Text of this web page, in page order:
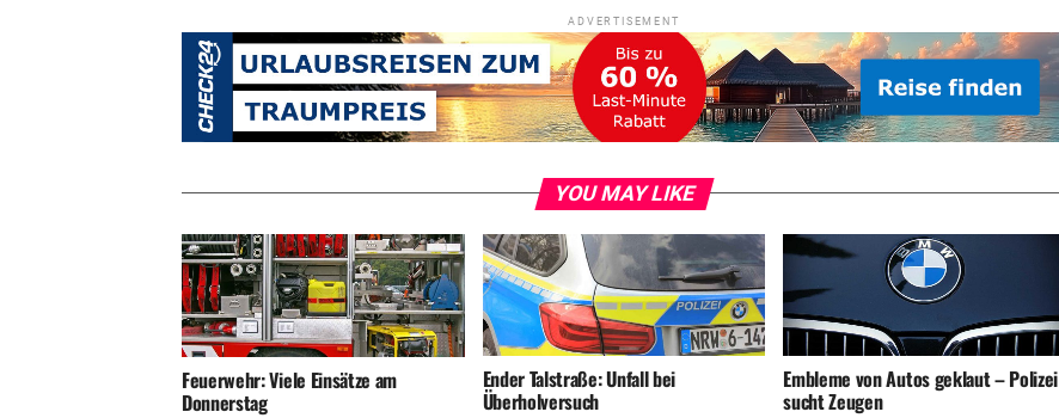
ADVERTISEMENT
YOU MAY LIKE
Feuerwehr: Viele Einsätze am
Donnerstag
Ender Talstraße: Unfall bei
Überholversuch
Embleme von Autos geklaut – Polizei
sucht Zeugen